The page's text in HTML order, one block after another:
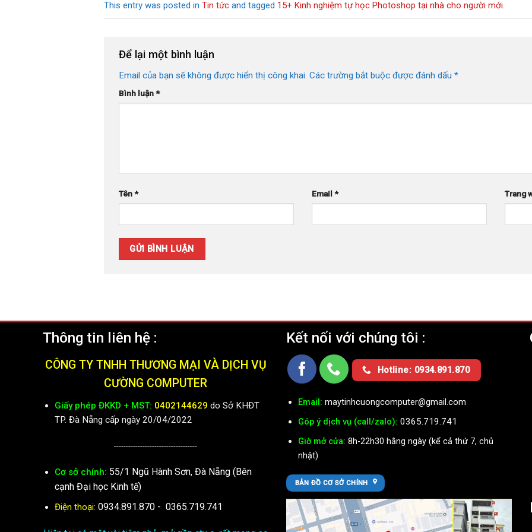
This entry was posted in Tin tứcand tagged 15+ Kinh nghiệm tự học Photoshop tại nhà cho người mới.
Để lại một bình luận
Email của bạn sẽ không được hiển thị công khai. Các trường bắt buộc được đánh dấu *
Bình luận*
Tên* Email* Trang
Thông tin liên hệ :
CÔNG TY TNHH THƯƠNG MẠI VÀ DỊCH VỤ
CƯỜNG COMPUTER
Giấy phép ĐKKD + MST: 0402144629 do Sở KHĐT
TP. Đà Nẵng cấp ngày 20/04/2022
-----------------------------------
Cơ sở chính: 55/1 Ngũ Hành Sơn, Đà Nẵng (Bên
cạnh Đại học Kinh tế)
Điện thoại: 0934.891.870 - 0365.719.741
Kết nối với chúng tôi :
Hotline: 0934.891.870
Email: maytinhcuongcomputer@gmail.com
Góp ý dịch vụ (call/zalo): 0365.719.741
Giờ mở cửa: 8h-22h30 hằng ngày (kể cả thứ 7, chủ
nhật)
BẢN ĐỒ CƠ SỞ CHÍNH